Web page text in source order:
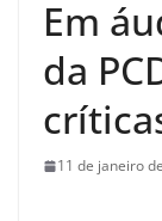
Em
da
11 de janeiro